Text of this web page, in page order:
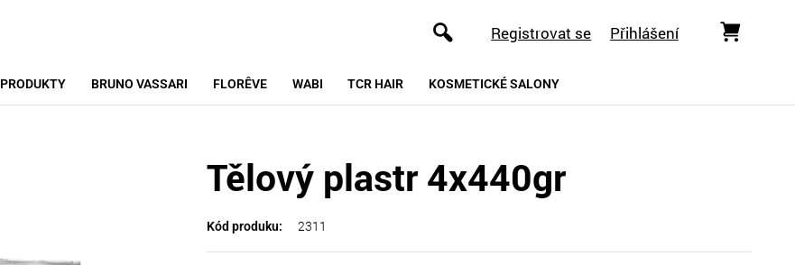
Registrovat se Přihlášení
PRODUKTY BRUNO VASSARI FLORÊVE WABI TCR HAIR KOSMETICKÉ SALONY
Tělový plastr 4x440gr
Kód produku: 2311